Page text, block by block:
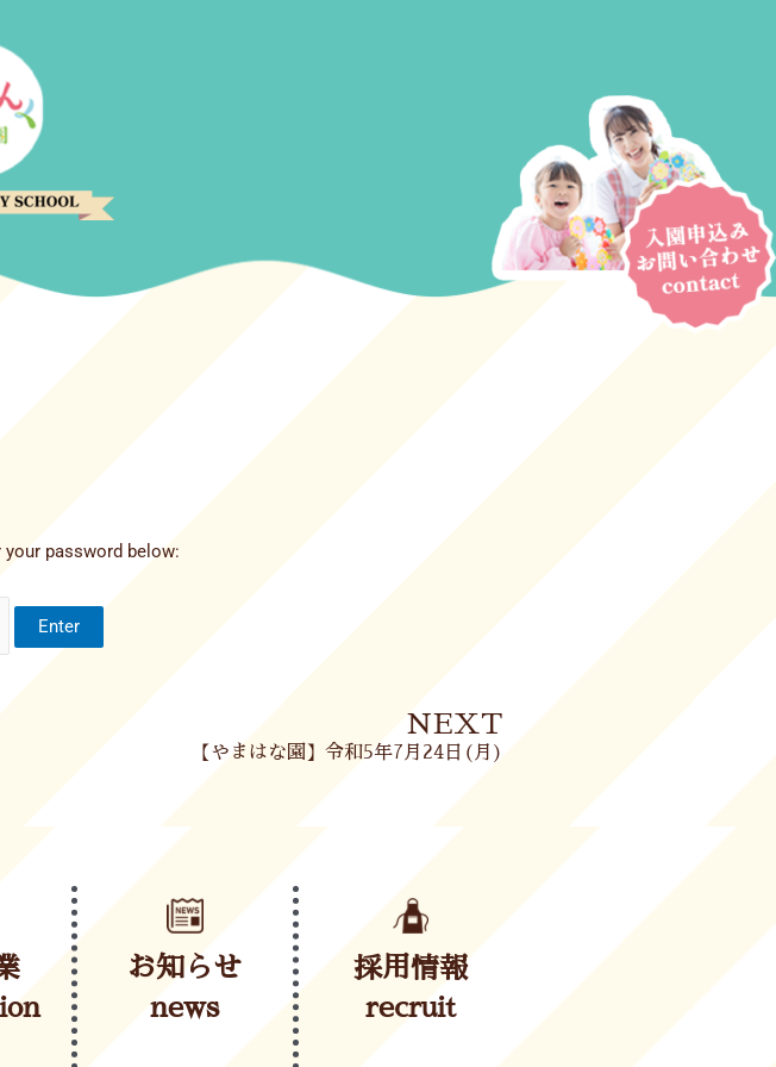
password below:
NEXT
【やまはな園】令和5年7月24日(月)
お知らせ
news
採用情報
recruit